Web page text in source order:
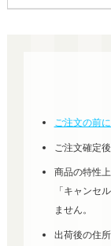
ご注文の前
ご注文確定
商品の特性
「キャンセ
ません。
出荷後の住